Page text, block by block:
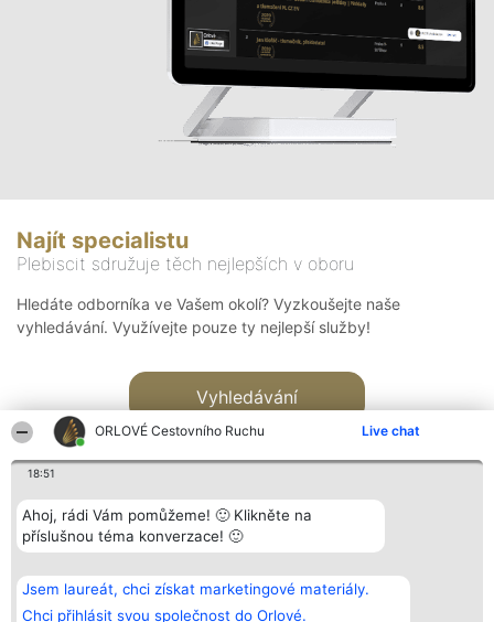
ORLOVÉ Cestovního Ruchu Live chat
18:51
Ahoj, rádi Vám pomůžeme! 🙂 Klikněte na
příslušnou téma konverzace! 🙂
Jsem laureát, chci získat marketingové materiály.
Chci přihlásit svou společnost do Orlové.
Najít specialistu
Plebiscit sdružuje těch nejlepších v oboru
Hledáte odborníka ve Vašem okolí? Vyzkoušejte naše
vyhledávání. Využívejte pouze ty nejlepší služby!
Vyhledávání
Bright Side Solutions sp. z o.
o. sp. k.
ul. Ruska 22
Vítězové
Seznam všech
laureátů
Kontakt